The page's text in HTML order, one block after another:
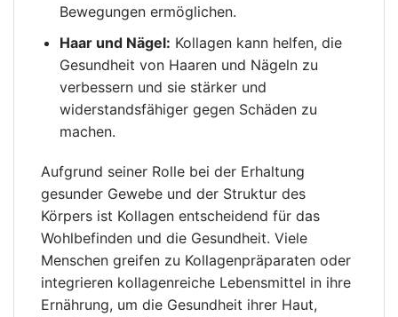
Bewegungen ermöglichen.
Haar und Nägel: Kollagen kann helfen, die
Gesundheit von Haaren und Nägeln zu
verbessern und sie stärker und
widerstandsfähiger gegen Schäden zu
machen.
Aufgrund seiner Rolle bei der Erhaltung
gesunder Gewebe und der Struktur des
Körpers ist Kollagen entscheidend für das
Wohlbefinden und die Gesundheit. Viele
Menschen greifen zu Kollagenpräparaten oder
integrieren kollagenreiche Lebensmittel in ihre
Ernährung, um die Gesundheit ihrer Haut,